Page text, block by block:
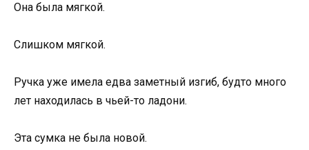
Она была мягкой.
Слишком мягкой.
Ручка уже имела едва заметный изгиб, будто много
лет находилась в чьей-то ладони.
Эта сумка не была новой.